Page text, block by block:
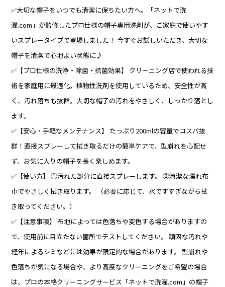
✅大切な帽子をいつでも清潔に保ちたい方へ。「ネットで洗
濯.com」が監修したプロ仕様の帽子専用洗剤が、ご家庭で使いやす
いスプレータイプで登場しました！ 今すぐお試しいただき、大切な
帽子を清潔で心地よい状態に♪
✅【プロ仕様の洗浄・除菌・抗菌効果】 クリーニング店で使われる技
術を家庭用に最適化。植物性洗剤を使用しているため、安全性が高
く、汚れ落ちも抜群。大切な帽子の汚れをやさしく、しっかり落とし
ます。
✅【安心・手軽なメンテナンス】 たっぷり200mlの容量でコスパ抜
群！直接スプレーして拭き取るだけの簡単ケアで、型崩れを心配せ
ず、お気に入りの帽子を長く楽しめます。
✅【使い方】 ①汚れた部分に直接スプレーします。 ②清潔な濡れ布
巾でやさしく拭き取ります。 （必要に応じて、水ですすぎながら拭
き取ってください。）
✅【注意事項】 布地によっては色落ちや変色する場合がありますの
で、使用前に目立たない箇所でテストしてください。 頑固な汚れや
経年によるシミなどには効果が限定的な場合があります。 型崩れや
色落ちが気になる場合や、より高度なクリーニングをご希望の場合
は、プロの本格クリーニングサービス「ネットで洗濯.com」の帽子